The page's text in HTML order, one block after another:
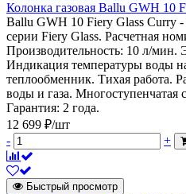
Колонка газовая Ballu GWH 10
Ballu GWH 10 Fiery Glass Curry -
серии Fiery Glass. Расчетная
Производительность: 10 л/мин.
Индикация температуры воды
теплообменник. Тихая работа.
воды и газа. Многоступенчатая
Гарантия: 2 года.
12 699 ₽/шт
-
+
Быстрый просмотр